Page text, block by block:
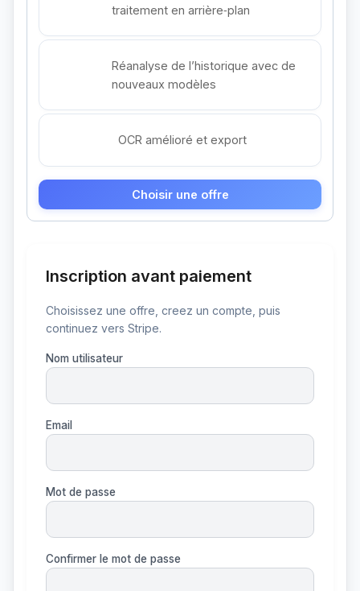
traitement en arrière‑plan
Réanalyse de l’historique avec de
nouveaux modèles
OCR amélioré et export
Choisir une offre
Inscription avant paiement
Choisissez une offre, creez un compte, puis
continuez vers Stripe.
Nom utilisateur
Email
Mot de passe
Confirmer le mot de passe